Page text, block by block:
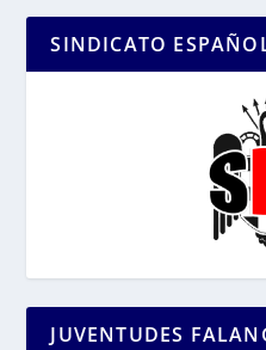
SINDICATO
JUVENTUDES